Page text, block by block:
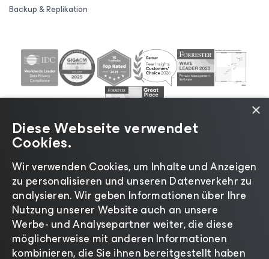
Backup & Replikation
©2026 Veeam® Software |Datenschutzrichtlinie|
Cookies|Rechtliches |Lizenzierungsrichtlinie|
Lieferanten-Ressourcen| Impressum
×
Diese Webseite verwendet
Cookies.
Wir verwenden Cookies, um Inhalte und Anzeigen
zu personalisieren und unseren Datenverkehr zu
analysieren. Wir geben Informationen über Ihre
Nutzung unserer Website auch an unsere
Werbe- und Analysepartner weiter, die diese
möglicherweise mit anderen Informationen
kombinieren, die Sie ihnen bereitgestellt haben